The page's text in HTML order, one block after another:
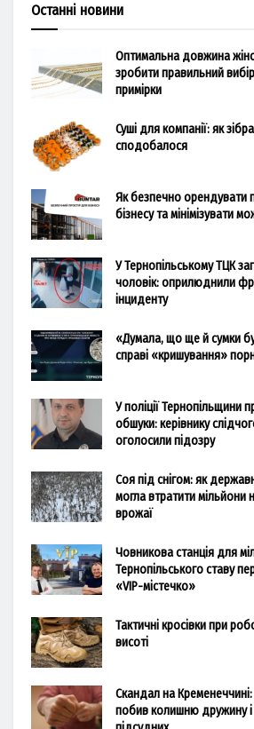
Останні новини
Оптимальна довжина
зробити правильний
примірки
Суші для компанії: як
сподобалося
Як безпечно орендувати
бізнесу та мінімізувати
У Тернопільському ТЦК
чоловік: оприлюднили
інциденту
«Думала, що ще й сумки
справі «кришування»
У поліції Тернопільщини
обшуки: керівнику
оголосили підозру
Соя під снігом: як
могла втратити мільйони
врожаї
Човникова станція для
Тернопільського ставу
«VIP-містечко»
Тактичні кросівки при
висоті
Скандал на
побив колишню дружину і